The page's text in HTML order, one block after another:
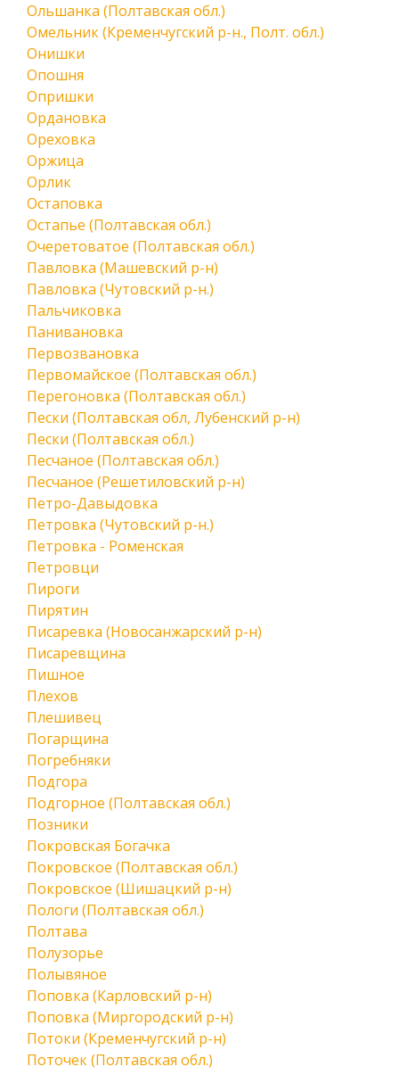
Ольшанка (Полтавская обл.)
Омельник (Кременчугский р-н., Полт. обл.)
Онишки
Опошня
Опришки
Ордановка
Ореховка
Оржица
Орлик
Остаповка
Остапье (Полтавская обл.)
Очеретоватое (Полтавская обл.)
Павловка (Машевский р-н)
Павловка (Чутовский р-н.)
Пальчиковка
Панивановка
Первозвановка
Первомайское (Полтавская обл.)
Перегоновка (Полтавская обл.)
Пески (Полтавская обл, Лубенский р-н)
Пески (Полтавская обл.)
Песчаное (Полтавская обл.)
Песчаное (Решетиловский р-н)
Петро-Давыдовка
Петровка (Чутовский р-н.)
Петровка - Роменская
Петровци
Пироги
Пирятин
Писаревка (Новосанжарский р-н)
Писаревщина
Пишное
Плехов
Плешивец
Погарщина
Погребняки
Подгора
Подгорное (Полтавская обл.)
Позники
Покровская Богачка
Покровское (Полтавская обл.)
Покровское (Шишацкий р-н)
Пологи (Полтавская обл.)
Полтава
Полузорье
Полывяное
Поповка (Карловский р-н)
Поповка (Миргородский р-н)
Потоки (Кременчугский р-н)
Поточек (Полтавская обл.)